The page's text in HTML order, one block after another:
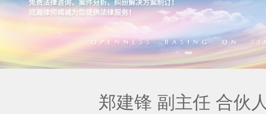
郑建锋 副主任 合伙人